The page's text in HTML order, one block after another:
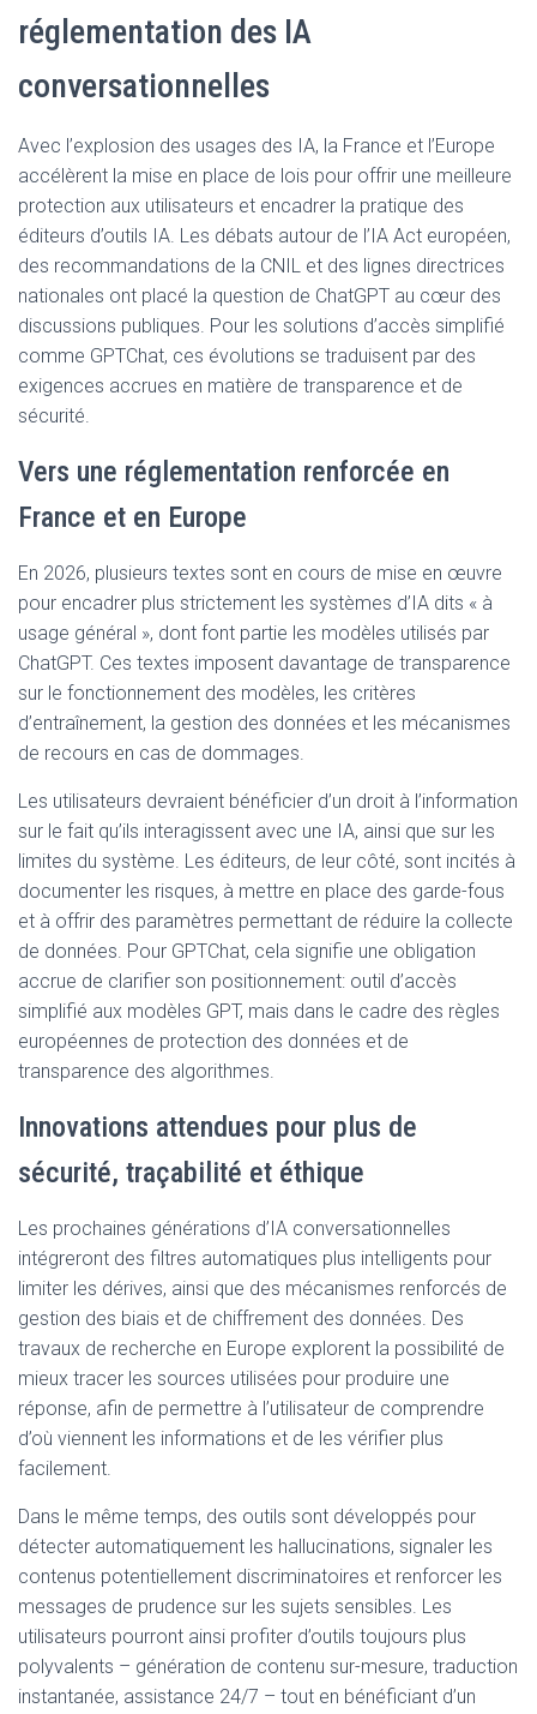
réglementation des IA
conversationnelles
Avec l’explosion des usages des IA, la France et l’Europe
accélèrent la mise en place de lois pour offrir une meilleure
protection aux utilisateurs et encadrer la pratique des
éditeurs d’outils IA. Les débats autour de l’IA Act européen,
des recommandations de la CNIL et des lignes directrices
nationales ont placé la question de ChatGPT au cœur des
discussions publiques. Pour les solutions d’accès simplifié
comme GPTChat, ces évolutions se traduisent par des
exigences accrues en matière de transparence et de
sécurité.
Vers une réglementation renforcée en
France et en Europe
En 2026, plusieurs textes sont en cours de mise en œuvre
pour encadrer plus strictement les systèmes d’IA dits « à
usage général », dont font partie les modèles utilisés par
ChatGPT. Ces textes imposent davantage de transparence
sur le fonctionnement des modèles, les critères
d’entraînement, la gestion des données et les mécanismes
de recours en cas de dommages.
Les utilisateurs devraient bénéficier d’un droit à l’information
sur le fait qu’ils interagissent avec une IA, ainsi que sur les
limites du système. Les éditeurs, de leur côté, sont incités à
documenter les risques, à mettre en place des garde-fous
et à offrir des paramètres permettant de réduire la collecte
de données. Pour GPTChat, cela signifie une obligation
accrue de clarifier son positionnement: outil d’accès
simplifié aux modèles GPT, mais dans le cadre des règles
européennes de protection des données et de
transparence des algorithmes.
Innovations attendues pour plus de
sécurité, traçabilité et éthique
Les prochaines générations d’IA conversationnelles
intégreront des filtres automatiques plus intelligents pour
limiter les dérives, ainsi que des mécanismes renforcés de
gestion des biais et de chiffrement des données. Des
travaux de recherche en Europe explorent la possibilité de
mieux tracer les sources utilisées pour produire une
réponse, afin de permettre à l’utilisateur de comprendre
d’où viennent les informations et de les vérifier plus
facilement.
Dans le même temps, des outils sont développés pour
détecter automatiquement les hallucinations, signaler les
contenus potentiellement discriminatoires et renforcer les
messages de prudence sur les sujets sensibles. Les
utilisateurs pourront ainsi profiter d’outils toujours plus
polyvalents – génération de contenu sur-mesure, traduction
instantanée, assistance 24/7 – tout en bénéficiant d’un